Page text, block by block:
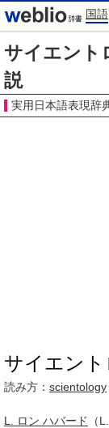
国語
サイエント
説
実用日本語表現辞
サイエント
読み方： scientology
L. ロン ハバード （